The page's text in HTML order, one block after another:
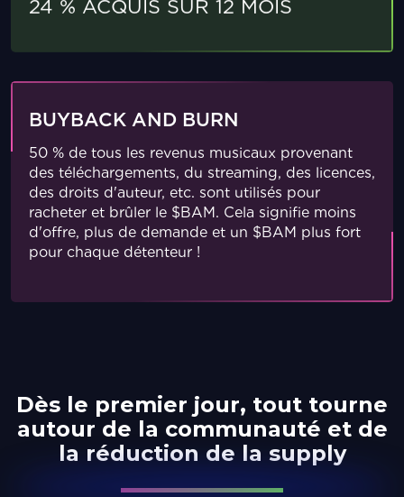
24 % ACQUIS SUR 12 MOIS
BUYBACK AND BURN
50 % de tous les revenus musicaux provenant
des téléchargements, du streaming, des licences,
des droits d'auteur, etc. sont utilisés pour
racheter et brûler le $BAM. Cela signifie moins
d'offre, plus de demande et un $BAM plus fort
pour chaque détenteur !
Dès le premier jour, tout tourne
autour de la communauté et de
la réduction de la supply